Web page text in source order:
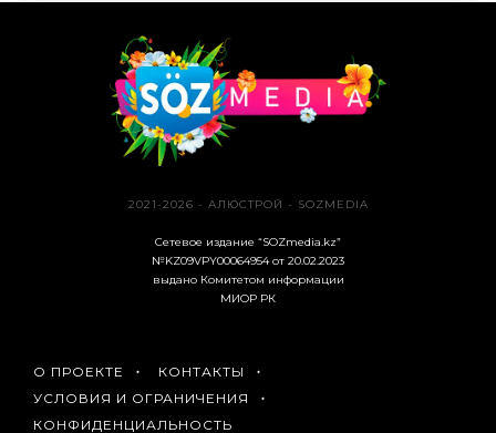
2021-2026 - АЛЮСТРОЙ - SOZMEDIA
Сетевое издание “SOZmedia.kz”
№KZ09VPY00064954 от 20.02.2023
выдано Комитетом информации
МИОР РК
О ПРОЕКТЕ
КОНТАКТЫ
УСЛОВИЯ И ОГРАНИЧЕНИЯ
КОНФИДЕНЦИАЛЬНОСТЬ